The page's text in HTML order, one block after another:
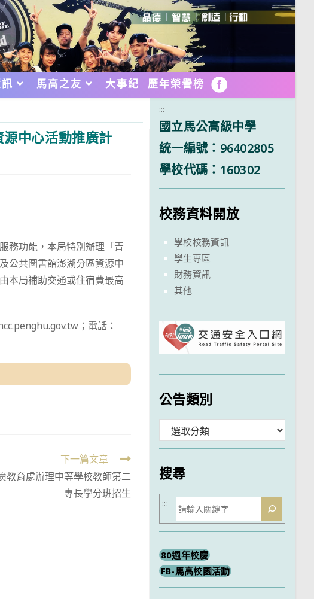
訊 馬高之友 大事紀 歷年榮譽榜 FB
中心活動推廣計
務功能，本局特別辦理「青
公共圖書館澎湖分區資源中
本局補助交通或住宿費最高
；電話：
下一篇文章
教育處辦理中等學校教師第二
專長學分班招生
:::
國立馬公高級中學
統一編號：96402805
學校代碼：160302
校務資料開放
學校校務資訊
學生專區
財務資訊
其他
公告類別
類
搜尋
搜
尋
:::
80週年校慶
FB-馬高校園活動